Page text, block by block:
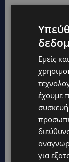
Εμείς
έχουμε
για